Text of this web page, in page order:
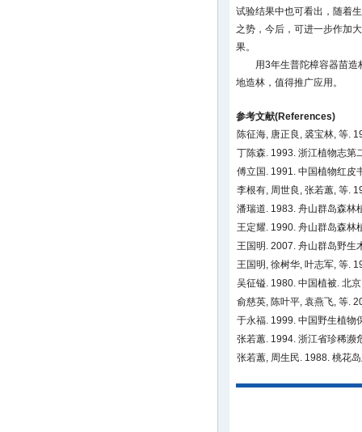
试验结果中也可看出，随着
之势，今后，可进一步作加
果。
用3年生普陀樟容器苗
地造林，值得推广应用。
参考文献(References)
陈征海, 唐正良, 裘宝林, 等.
丁陈森. 1993. 浙江植物志第
傅立国. 1991. 中国植物红
李根有, 周世良, 张若蕙, 等.
潘瑞道. 1983. 舟山群岛森林
王定耀. 1990. 舟山群岛森林
王国明. 2007. 舟山群岛野
王国明, 徐树华, 叶志军, 等.
吴征镒. 1980. 中国植被. 北
俞慈英, 陈叶平, 袁燕飞, 等.
于永福. 1999. 中国野生植
张若蕙. 1994. 浙江省珍稀濒
张若蕙, 周生民. 1988. 桃花